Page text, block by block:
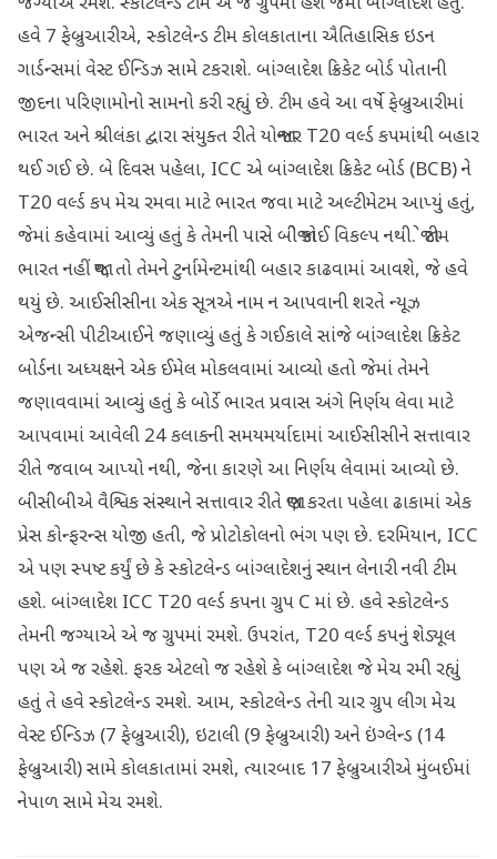
હવે 7 ફેબ્રુઆરીએ, સ્કોટલેન્ડ ટીમ કોલકાતાના ઐતિહાસિક ઇડન
ગાર્ડન્સમાં વેસ્ટ ઈન્ડિઝ સામે ટકરાશે. બાંગ્લાદેશ ક્રિકેટ બોર્ડ પોતાની
જીદના પરિણામોનો સામનો કરી રહ્યું છે. ટીમ હવે આ વર્ષે ફેબ્રુઆરીમાં
ભારત અને શ્રીલંકા દ્વારા સંયુક્ત રીતે યોજાનાર T20 વર્લ્ડ કપમાંથી બહાર
થઈ ગઈ છે. બે દિવસ પહેલા, ICC એ બાંગ્લાદેશ ક્રિકેટ બોર્ડ (BCB) ને
T20 વર્લ્ડ કપ મેચ રમવા માટે ભારત જવા માટે અલ્ટીમેટમ આપ્યું હતું,
જેમાં કહેવામાં આવ્યું હતું કે તેમની પાસે બીજો કોઈ વિકલ્પ નથી. જો ટીમ
ભારત નહીં જાય, તો તેમને ટુર્નામેન્ટમાંથી બહાર કાઢવામાં આવશે, જે હવે
થયું છે. આઈસીસીના એક સૂત્રએ નામ ન આપવાની શરતે ન્યૂઝ
એજન્સી પીટીઆઈને જણાવ્યું હતું કે ગઈકાલે સાંજે બાંગ્લાદેશ ક્રિકેટ
બોર્ડના અધ્યક્ષને એક ઈમેલ મોકલવામાં આવ્યો હતો જેમાં તેમને
જણાવવામાં આવ્યું હતું કે બોર્ડે ભારત પ્રવાસ અંગે નિર્ણય લેવા માટે
આપવામાં આવેલી 24 કલાકની સમયમર્યાદામાં આઈસીસીને સત્તાવાર
રીતે જવાબ આપ્યો નથી, જેના કારણે આ નિર્ણય લેવામાં આવ્યો છે.
બીસીબીએ વૈશ્વિક સંસ્થાને સત્તાવાર રીતે જાણ કરતા પહેલા ઢાકામાં એક
પ્રેસ કોન્ફરન્સ યોજી હતી, જે પ્રોટોકોલનો ભંગ પણ છે. દરમિયાન, ICC
એ પણ સ્પષ્ટ કર્યું છે કે સ્કોટલેન્ડ બાંગ્લાદેશનું સ્થાન લેનારી નવી ટીમ
હશે. બાંગ્લાદેશ ICC T20 વર્લ્ડ કપના ગ્રુપ C માં છે. હવે સ્કોટલેન્ડ
તેમની જગ્યાએ એ જ ગ્રુપમાં રમશે. ઉપરાંત, T20 વર્લ્ડ કપનું શેડ્યૂલ
પણ એ જ રહેશે. ફરક એટલો જ રહેશે કે બાંગ્લાદેશ જે મેચ રમી રહ્યું
હતું તે હવે સ્કોટલેન્ડ રમશે. આમ, સ્કોટલેન્ડ તેની ચાર ગ્રુપ લીગ મેચ
વેસ્ટ ઈન્ડિઝ (7 ફેબ્રુઆરી), ઇટાલી (9 ફેબ્રુઆરી) અને ઇંગ્લેન્ડ (14
ફેબ્રુઆરી) સામે કોલકાતામાં રમશે, ત્યારબાદ 17 ફેબ્રુઆરીએ મુંબઈમાં
નેપાળ સામે મેચ રમશે.